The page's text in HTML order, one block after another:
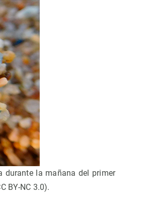
durante la mañana del primer
BY-NC 3.0).